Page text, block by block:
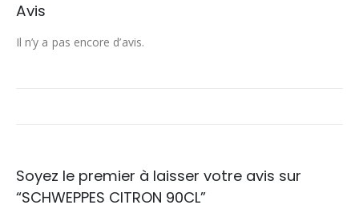
Avis
Il n’y a pas encore d’avis.
Soyez le premier à laisser votre avis sur
“SCHWEPPES CITRON 90CL”